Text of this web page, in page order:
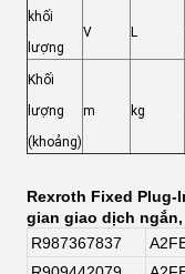
khối
lượng
V L
Khối
lượng
(khoảng)
m kg
Rexroth Fixed Plug-
gian giao dịch
R987367837